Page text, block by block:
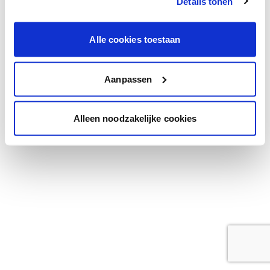
Alle cookies toestaan
Aanpassen
Alleen noodzakelijke cookies
browser console for more information).